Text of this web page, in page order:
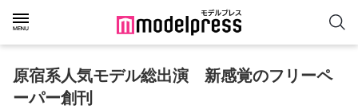
原宿系人気モデル総出演　新感覚のフリーペ
ーパー創刊